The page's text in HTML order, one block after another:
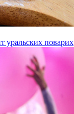
уральских поварих